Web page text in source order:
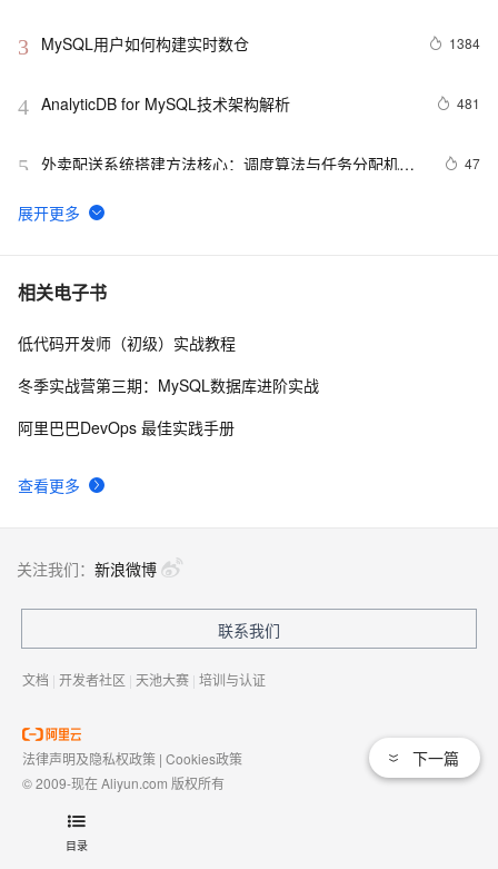
目录
3 MySQL用户如何构建实时数仓 1384
4 AnalyticDB for MySQL技术架构解析 481
5 外卖配送系统搭建方法核心：调度算法与任务分配机制
47
6
扫码点餐小程序搭建流程详解：从桌码到订单系统如何
7 云原生数据仓库AnalyticDB产品使用合集之是否支持修
8 Apache Doris 3.1 正式发布：半结构化分析全面升级，
疗的完整链路
吗？
相关电子书
查看更多
低代码开发师（初级）实战教程
冬季实战营第三期：MySQL数据库进阶实战
阿里巴巴DevOps 最佳实践手册
下一篇
关注我们： 新浪微博
联系我们
文档 | 开发者社区 | 天池大赛 | 培训与认证
法律声明及隐私权政策 | Cookies政策
© 2009-现在 Aliyun.com 版权所有
域名注册服务机构许可：